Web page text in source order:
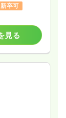
や地域の医療機
善を尽くし、
人の人権や意
サービスを提
ァレンスを行
地域連携室で
医療機関が持つ
境が提供され
新卒可
見る